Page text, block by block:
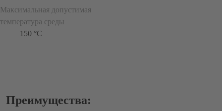
Максимальная допустимая
температура среды
150 °C
Преимущества: